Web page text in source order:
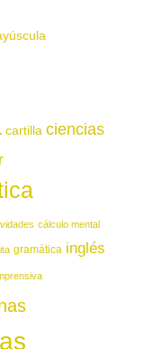
cartilla ciencias
cálculo mental
gramática inglés